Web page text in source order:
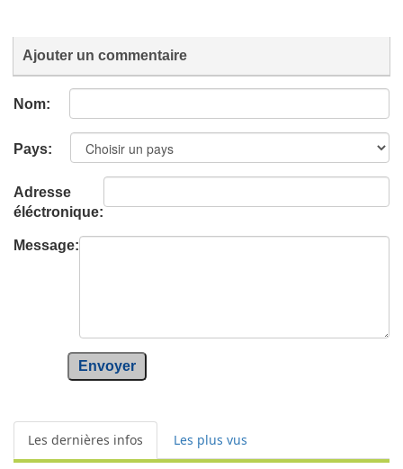
Ajouter un commentaire
Nom:
Pays:
Adresse
éléctronique:
Message:
Envoyer
Les dernières infos Les plus vus